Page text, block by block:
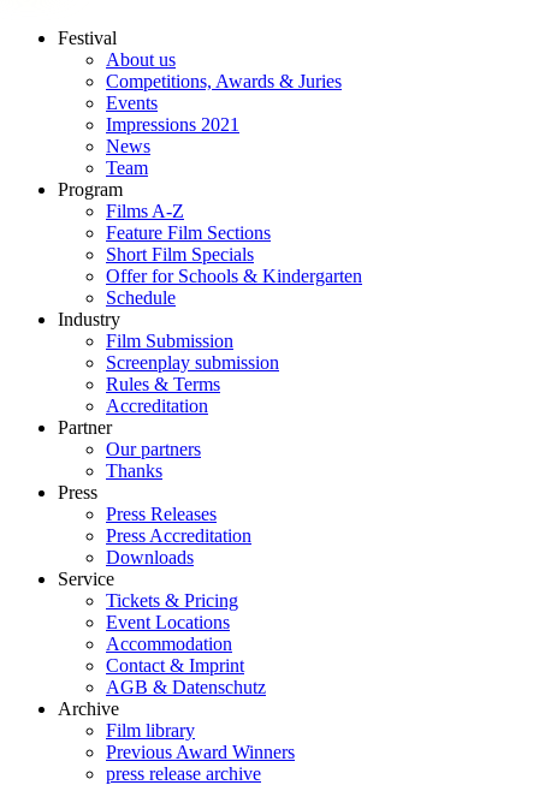
Festival
About us
Competitions, Awards & Juries
Events
Impressions 2021
News
Team
Program
Films A-Z
Feature Film Sections
Short Film Specials
Offer for Schools & Kindergarten
Schedule
Industry
Film Submission
Screenplay submission
Rules & Terms
Accreditation
Partner
Our partners
Thanks
Press
Press Releases
Press Accreditation
Downloads
Service
Tickets & Pricing
Event Locations
Accommodation
Contact & Imprint
AGB & Datenschutz
Archive
Film library
Previous Award Winners
press release archive